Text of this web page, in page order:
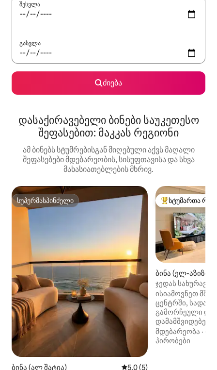
შესვლა
გასვლა
ძიება
დასაქირავებელი ბინები საუკეთესო
შეფასებით: მაკკას რეგიონი
ამ ბინებს სტუმრებისგან მიღებული აქვს მაღალი
შეფასებები მდებარეობის, სისუფთავისა და სხვა
მახასიათებლების მხრივ.
სუპერმასპინძელი
სუპერმასპინძელი
ბინა (ალ შატია) საშუალო შეფასებაა
5,0 (5)
სტუმართა
სტუმართა
ბინა (ელ-აზიზია)
ჯედას სახურავი
ისიამოვნეთ
ცენტრში, სადაც
გამორჩეული და
ლუქს‑კლასის
პირად
მდებარეობა ·
პირობები